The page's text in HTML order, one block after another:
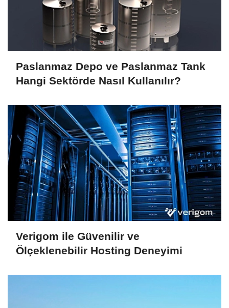
Paslanmaz Depo ve Paslanmaz Tank
Hangi Sektörde Nasıl Kullanılır?
Verigom ile Güvenilir ve
Ölçeklenebilir Hosting Deneyimi